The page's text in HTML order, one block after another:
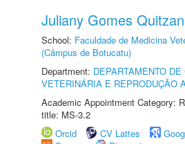
Juliany Gomes Quitzan
School: Faculdade de Medicina
(Câmpus de Botucatu)
Department: DEPARTAMENTO
VETERINÁRIA E REPRODUÇÃO
Academic Appointment Category:
title: MS-3.2
Orcid
CV Lattes